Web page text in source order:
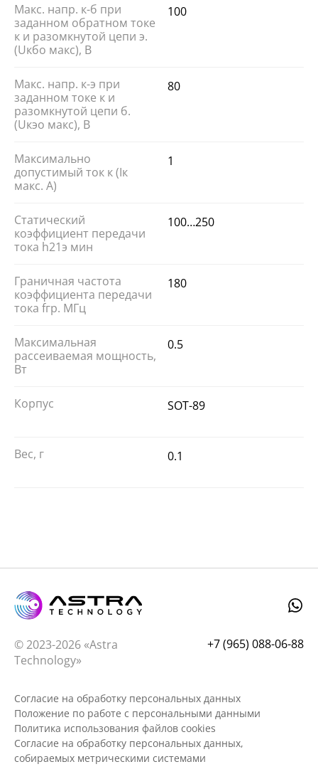
Макс. напр. к-б при
заданном обратном токе
к и разомкнутой цепи э.
(Uкбо макс), В
100
Макс. напр. к-э при
заданном токе к и
разомкнутой цепи б.
(Uкэо макс), В
80
Максимально
допустимый ток к (Iк
макс. А)
1
Статический
коэффициент передачи
тока h21э мин
100…250
Граничная частота
коэффициента передачи
тока fгр. МГц
180
Максимальная
рассеиваемая мощность,
Вт
0.5
Корпус SOT-89
Вес, г 0.1
© 2023-2026 «Astra
Technology»
+7 (965) 088-06-88
Согласие на обработку персональных данных
Положение по работе с персональными данными
Политика использования файлов cookies
Согласие на обработку персональных данных,
собираемых метрическими системами